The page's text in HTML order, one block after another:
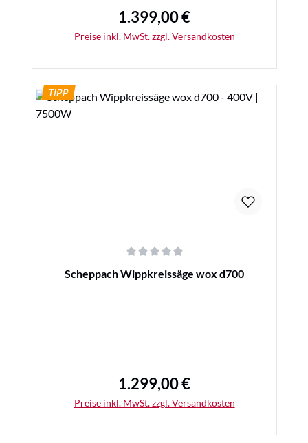
Regulärer Preis:
1.399,00 €
Preise inkl. MwSt. zzgl. Versandkosten
TIPP
Scheppach Wippkreissäge wox d700
Regulärer Preis:
1.299,00 €
Preise inkl. MwSt. zzgl. Versandkosten